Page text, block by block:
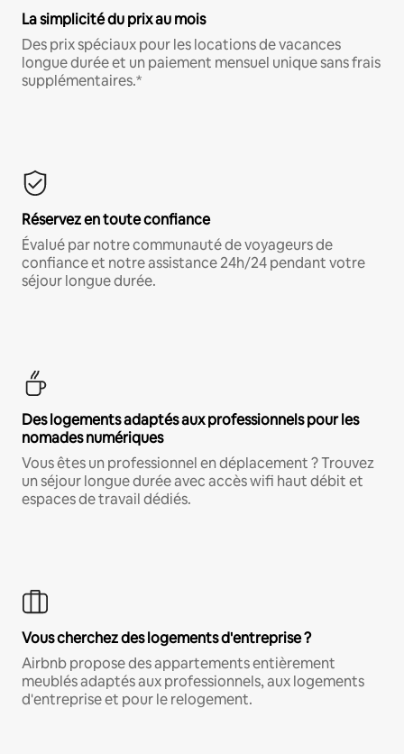
La simplicité du prix au mois
Des prix spéciaux pour les locations de vacances
longue durée et un paiement mensuel unique sans frais
supplémentaires.*
Réservez en toute confiance
Évalué par notre communauté de voyageurs de
confiance et notre assistance 24h/24 pendant votre
séjour longue durée.
Des logements adaptés aux professionnels pour les
nomades numériques
Vous êtes un professionnel en déplacement ? Trouvez
un séjour longue durée avec accès wifi haut débit et
espaces de travail dédiés.
Vous cherchez des logements d'entreprise ?
Airbnb propose des appartements entièrement
meublés adaptés aux professionnels, aux logements
d'entreprise et pour le relogement.